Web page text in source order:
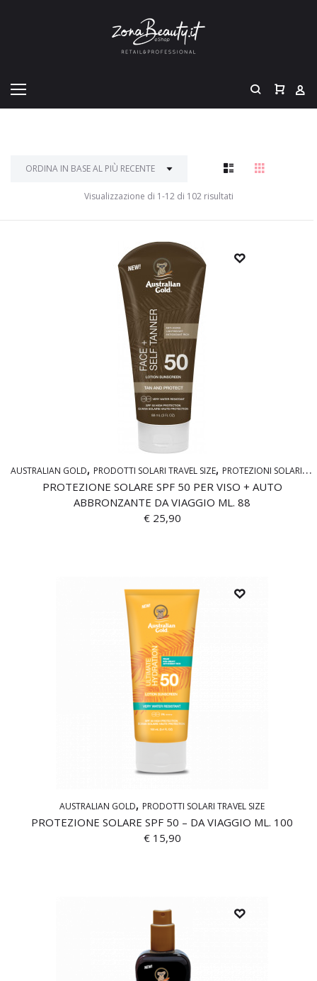
Visualizzazione di 1-12 di 102 risultati
AUSTRALIAN GOLD PRODOTTI SOLARI TRAVEL SIZE PROTEZIONI SOLARI - BOTANICA
PROTEZIONE SOLARE SPF 50 PER VISO + AUTO
ABBRONZANTE DA VIAGGIO ML. 88
€25,90
AUSTRALIAN GOLD PRODOTTI SOLARI TRAVEL SIZE
PROTEZIONE SOLARE SPF 50 – DA VIAGGIO ML. 100
€15,90